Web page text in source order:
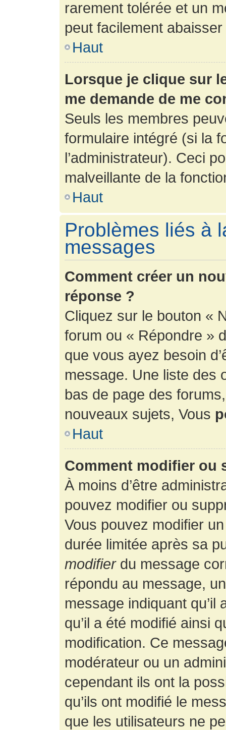
rarement tolérée et un
peut facilement
Haut
Lorsque je clique sur
me demande de me
Seuls les membres
formulaire intégré (si la
l’administrateur). Ceci
malveillante de la
Haut
Problèmes liés à
messages
Comment créer un
réponse ?
Cliquez sur le bouton «
forum ou « Répondre »
que vous ayez besoin
message. Une liste des
bas de page des
nouveaux sujets, Vous
Haut
Comment modifier ou
À moins d’être
pouvez modifier ou
Vous pouvez modifier
durée limitée après sa
modifierdu message
répondu au message,
message indiquant
qu’il a été modifié ainsi
modification. Ce
modérateur ou un
cependant ils ont la
qu’ils ont modifié le
que les utilisateurs ne